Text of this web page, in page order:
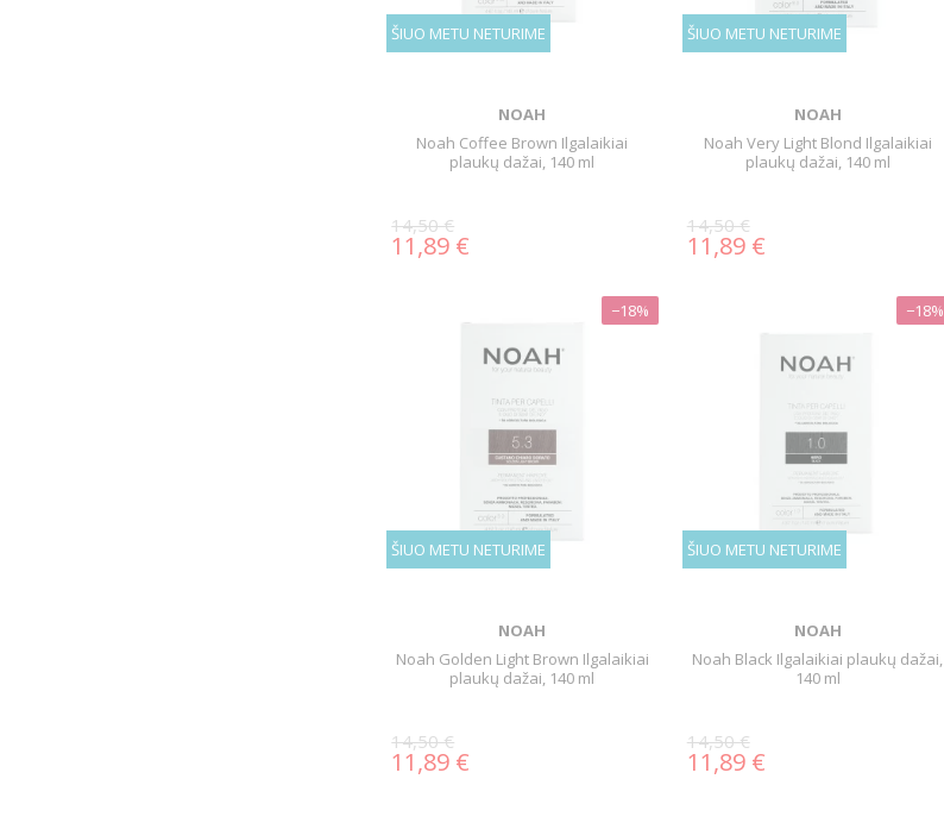
ŠIUO METU NETURIME
NOAH
Noah Coffee Brown Ilgalaikiai
plaukų dažai, 140 ml
14,50 €
11,89 €
ŠIUO METU NETURIME
NOAH
Noah Very Light Blond Ilgalaikiai
plaukų dažai, 140 ml
14,50 €
11,89 €
ŠIUO METU NETURIME
−18%
NOAH
Noah Golden Light Brown Ilgalaikiai
plaukų dažai, 140 ml
14,50 €
11,89 €
ŠIUO METU NETURIME
−18%
NOAH
Noah Black Ilgalaikiai plaukų dažai,
140 ml
14,50 €
11,89 €